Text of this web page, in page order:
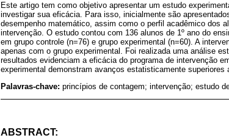
Este artigo tem como objetivo apresentar um estudo
investigar sua eficácia. Para isso, inicialmente são
desempenho matemático, assim como o perfil acadêmico dos
intervenção. O estudo contou com 136 alunos de 1º ano do
em grupo controle (n=76) e grupo experimental (n=60). A
apenas com o grupo experimental. Foi realizada uma análise
resultados evidenciam a eficácia do programa de intervenção
experimental demonstram avanços estatisticamente superiores
Palavras-chave: princípios de contagem; intervenção; estudo
ABSTRACT: